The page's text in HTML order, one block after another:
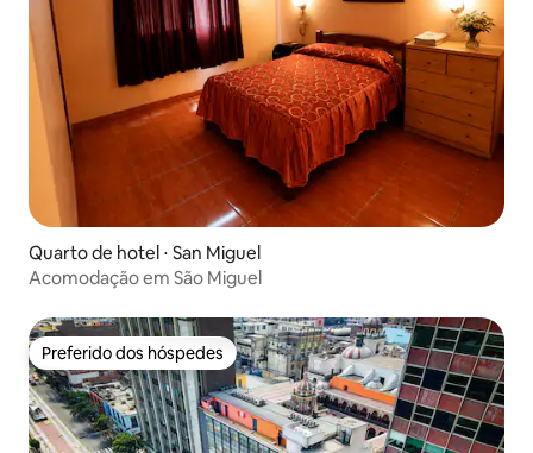
Quarto de hotel ⋅ San Miguel
Acomodação em São Miguel
Preferido dos hóspedes
Preferido dos hóspedes